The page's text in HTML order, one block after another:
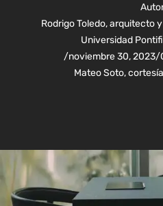
Rodrigo Toledo, arquitecto
Universidad
/noviembre 30, 2023/
Mateo Soto,